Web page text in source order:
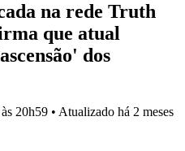
na rede Truth
que atual
dos
20h59 • Atualizado há 2 meses